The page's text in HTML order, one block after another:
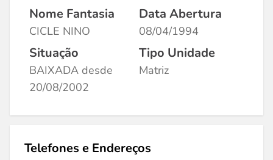
Nome Fantasia
CICLE NINO
Data Abertura
08/04/1994
Situação
BAIXADA desde
20/08/2002
Tipo Unidade
Matriz
Telefones e Endereços